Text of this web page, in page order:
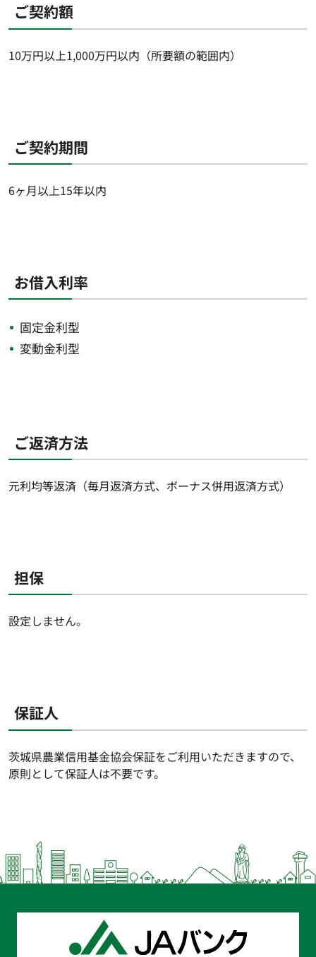
ご契約額
10万円以上1,000万円以内（所要額の範囲内）
ご契約期間
6ヶ月以上15年以内
お借入利率
固定金利型
変動金利型
ご返済方法
元利均等返済（毎月返済方式、ボーナス併用返済方式）
担保
設定しません。
保証人
茨城県農業信用基金協会保証をご利用いただきますので、
原則として保証人は不要です。